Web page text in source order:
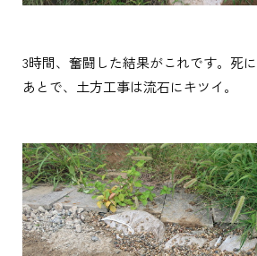
3時間、奮闘した結果がこれです。死
あとで、土方工事は流石にキツイ。